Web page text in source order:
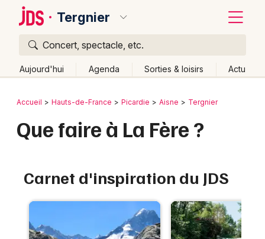
Tergnier
Concert, spectacle, etc.
Aujourd'hui Agenda Sorties & loisirs Actu
Publier un événement
Grands événements
Activité & Expérience
Manifestations
Bordeaux
Lille
Lyon
Marseille
Retour
Accueil Hauts-de-France Picardie Aisne Tergnier
Que faire à La Fère ?
Carnet d'inspiration du JDS
Quoi ?
Où ?
Près de moi
Changer de lieu
Aujourd'hui
Demain Ce week-end Autre